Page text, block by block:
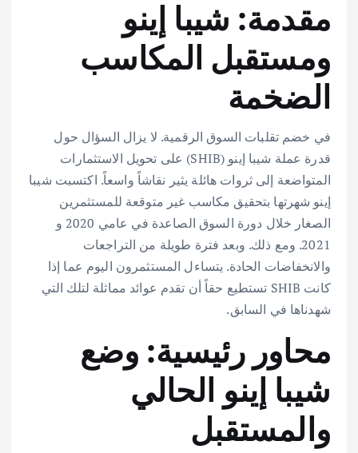
مقدمة: شيبا إينو
ومستقبل المكاسب
الضخمة
في خضم تقلبات السوق الرقمية. لا يزال السؤال حول
قدرة عملة شيبا إينو (SHIB) على تحويل الاستثمارات
المتواضعة إلى ثروات هائلة يثير نقاشاً واسعاً. اكتسبت شيبا
إينو شهرتها بتحقيق مكاسب غير متوقعة للمستثمرين
الصغار خلال دورة السوق الصاعدة في عامي 2020 و
2021. ومع ذلك. وبعد فترة طويلة من التراجعات
والانخفاضات الحادة. يتساءل المستثمرون اليوم عما إذا
كانت SHIB تستطيع حقاً أن تقدم عوائد مماثلة لتلك التي
شهدناها في السابق.
محاور رئيسية: وضع
شيبا إينو الحالي
والمستقبل